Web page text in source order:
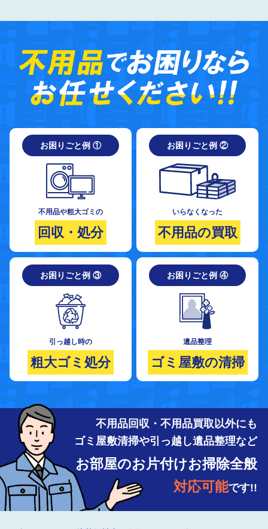
お困りごと例 ①
不用品や粗大ゴミの
回収・処分
お困りごと例 ②
いらなくなった
不用品の買取
お困りごと例 ③
引っ越し時の
粗大ゴミ処分
お困りごと例 ④
遺品整理
ゴミ屋敷の清掃
不用品回収・不用品買取以外にも
ゴミ屋敷清掃や引っ越し遺品整理など
お部屋のお片付けお掃除全般
対応可能です!!